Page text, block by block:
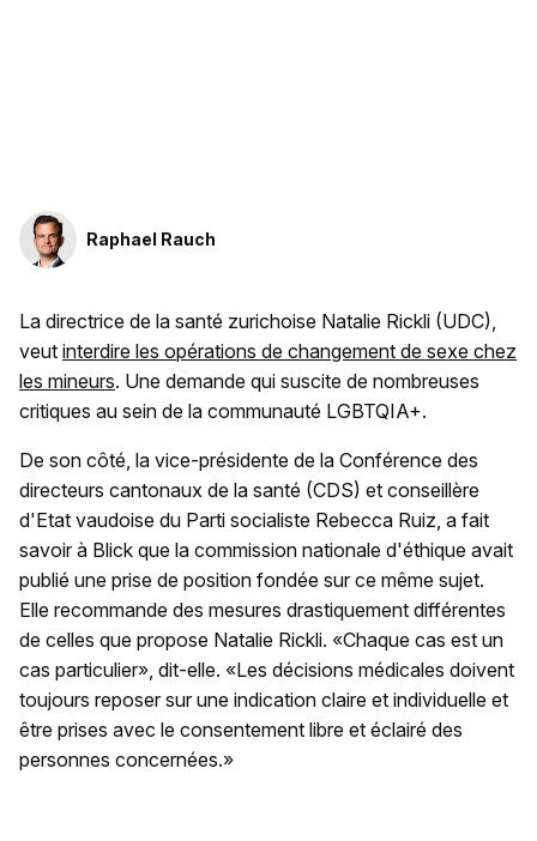
Raphael Rauch
La directrice de la santé zurichoise Natalie Rickli (UDC),
veut interdire les opérations de changement de sexe chez
les mineurs. Une demande qui suscite de nombreuses
critiques au sein de la communauté LGBTQIA+.
De son côté, la vice-présidente de la Conférence des
directeurs cantonaux de la santé (CDS) et conseillère
d'Etat vaudoise du Parti socialiste Rebecca Ruiz, a fait
savoir à Blick que la commission nationale d'éthique avait
publié une prise de position fondée sur ce même sujet.
Elle recommande des mesures drastiquement différentes
de celles que propose Natalie Rickli. «Chaque cas est un
cas particulier», dit-elle. «Les décisions médicales doivent
toujours reposer sur une indication claire et individuelle et
être prises avec le consentement libre et éclairé des
personnes concernées.»